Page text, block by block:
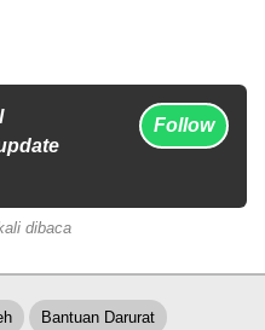
Follow
dibaca
Bantuan Darurat